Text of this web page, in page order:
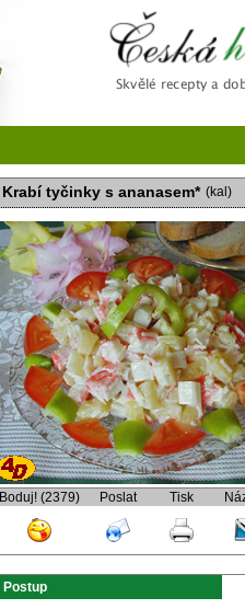
Krabí tyčinky s ananasem* (kal)
Boduj! (2379) Poslat Tisk
Postup